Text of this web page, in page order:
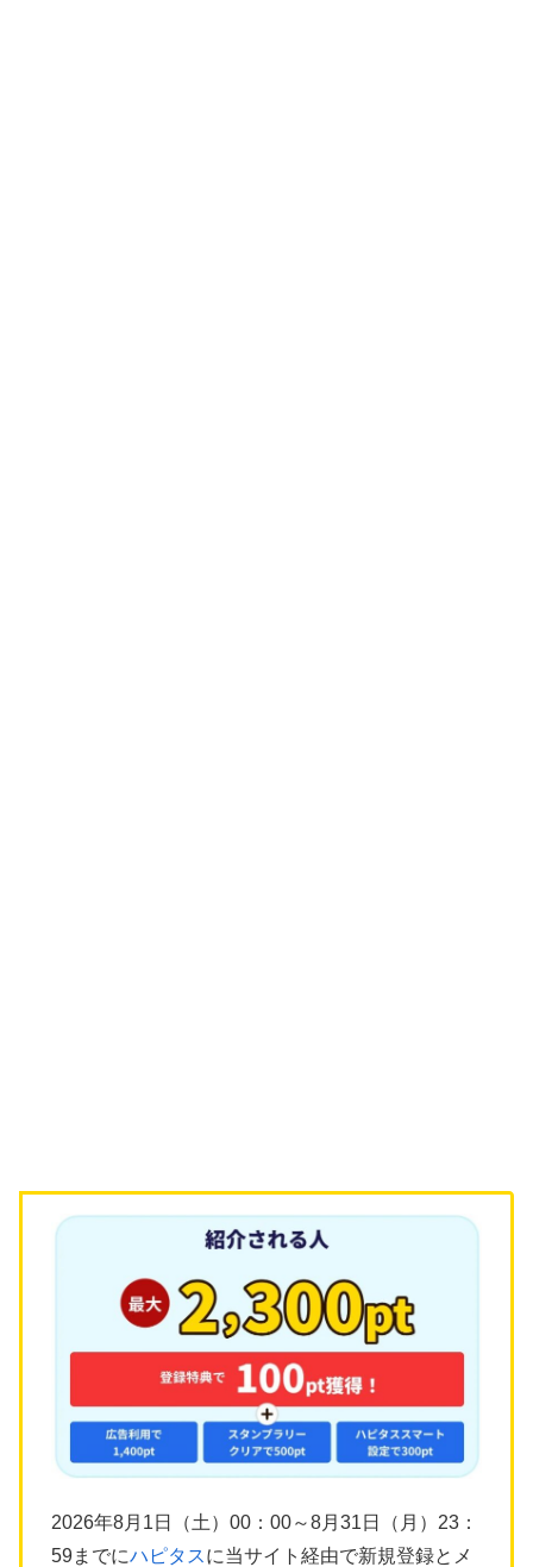
2026年8月1日（土）00：00～8月31日（月）23：
59までにハピタスに当サイト経由で新規登録とメ